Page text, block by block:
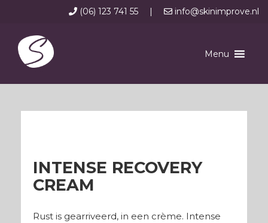
(06) 123 741 55 | info@skinimprove.nl
Menu
INTENSE RECOVERY
CREAM
Rust is gearriveerd, in een crème. Intense